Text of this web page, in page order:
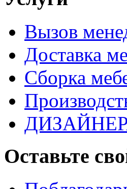
Вызов
Доставка
Сборка
Оставьте